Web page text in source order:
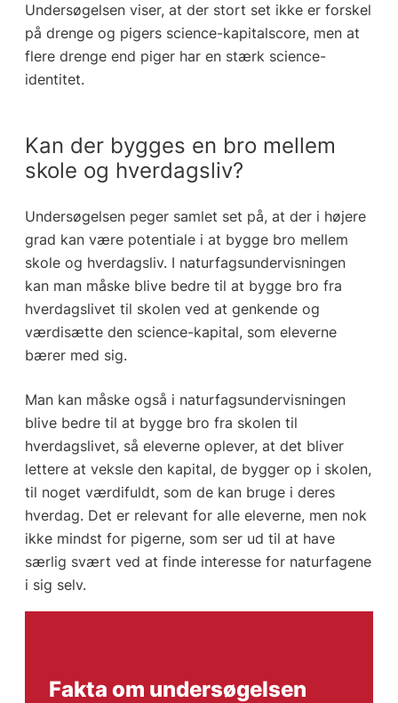
Undersøgelsen viser, at der stort set ikke er forskel
på drenge og pigers science-kapitalscore, men at
flere drenge end piger har en stærk science-
identitet.
Kan der bygges en bro mellem
skole og hverdagsliv?
Undersøgelsen peger samlet set på, at der i højere
grad kan være potentiale i at bygge bro mellem
skole og hverdagsliv. I naturfagsundervisningen
kan man måske blive bedre til at bygge bro fra
hverdagslivet til skolen ved at genkende og
værdisætte den science-kapital, som eleverne
bærer med sig.
Man kan måske også i naturfagsundervisningen
blive bedre til at bygge bro fra skolen til
hverdagslivet, så eleverne oplever, at det bliver
lettere at veksle den kapital, de bygger op i skolen,
til noget værdifuldt, som de kan bruge i deres
hverdag. Det er relevant for alle eleverne, men nok
ikke mindst for pigerne, som ser ud til at have
særlig svært ved at finde interesse for naturfagene
i sig selv.
Fakta om undersøgelsen